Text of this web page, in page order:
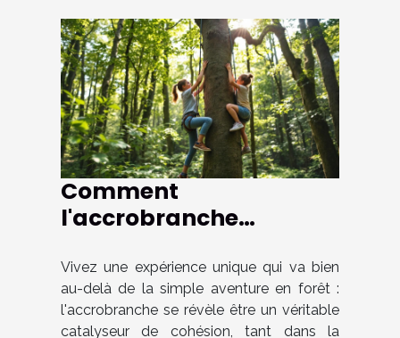
Comment
l'accrobranche
familiaux et
professionnels ?
Vivez une expérience unique qui va bien
au-delà de la simple aventure en forêt :
l'accrobranche se révèle être un véritable
catalyseur de cohésion, tant dans la